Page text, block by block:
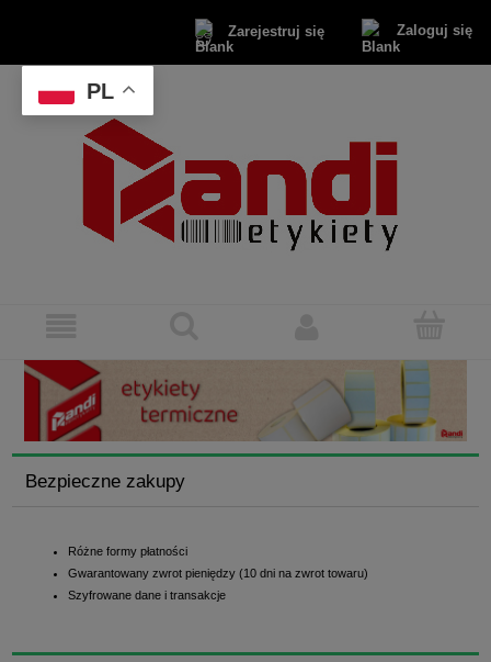
Zarejestruj się Zaloguj się
Bezpieczne zakupy
Różne formy płatności
Gwarantowany zwrot pieniędzy (10 dni na zwrot towaru)
Szyfrowane dane i transakcje
PL